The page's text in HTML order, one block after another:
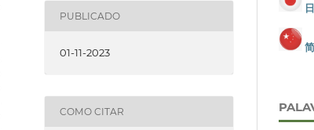
PUBLICADO
01-11-2023
COMO CITAR